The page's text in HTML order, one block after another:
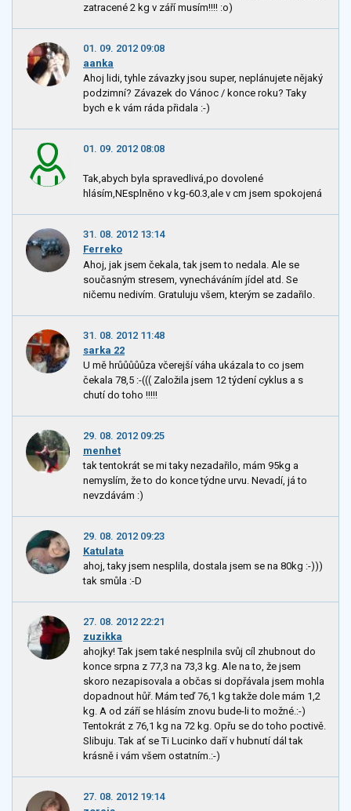
zatracené 2 kg v září musím!!!! :o)
01. 09. 2012 09:08
aanka
Ahoj lidi, tyhle závazky jsou super, neplánujete nějaký
podzimní? Závazek do Vánoc / konce roku? Taky
bych e k vám ráda přidala :-)
01. 09. 2012 08:08
Tak,abych byla spravedlivá,po dovolené
hlásím,NEsplněno v kg-60.3,ale v cm jsem spokojená
31. 08. 2012 13:14
Ferreko
Ahoj, jak jsem čekala, tak jsem to nedala. Ale se
současným stresem, vynecháváním jídel atd. Se
ničemu nedivím. Gratuluju všem, kterým se zadařilo.
31. 08. 2012 11:48
sarka 22
U mě hrůůůůůza včerejší váha ukázala to co jsem
čekala 78,5 :-((( Založila jsem 12 týdení cyklus a s
chutí do toho !!!!!
29. 08. 2012 09:25
menhet
tak tentokrát se mi taky nezadařilo, mám 95kg a
nemyslím, že to do konce týdne urvu. Nevadí, já to
nevzdávám :)
29. 08. 2012 09:23
Katulata
ahoj, taky jsem nesplila, dostala jsem se na 80kg :-)))
tak smůla :-D
27. 08. 2012 22:21
zuzikka
ahojky! Tak jsem také nesplnila svůj cíl zhubnout do
konce srpna z 77,3 na 73,3 kg. Ale na to, že jsem
skoro nezapisovala a občas si dopřávala jsem mohla
dopadnout hůř. Mám teď 76,1 kg takže dole mám 1,2
kg. A od září se hlásím znovu bude-li to možné.:-)
Tentokrát z 76,1 kg na 72 kg. Opřu se do toho poctivě.
Slibuju. Tak ať se Ti Lucinko daří v hubnutí dál tak
krásně i vám všem ostatním.:-)
27. 08. 2012 19:14